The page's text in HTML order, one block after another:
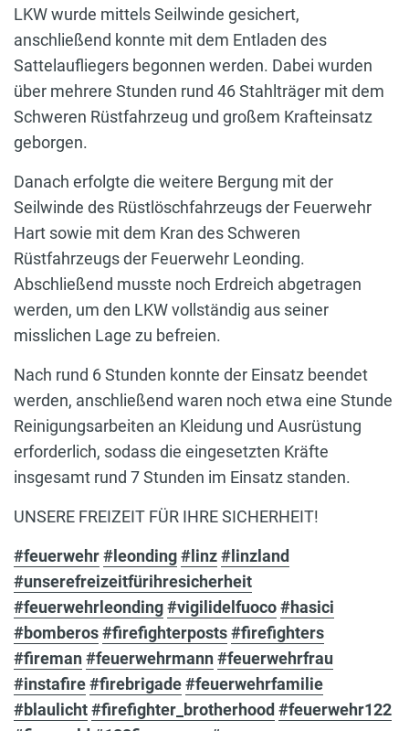
LKW wurde mittels Seilwinde gesichert,
anschließend konnte mit dem Entladen des
Sattelaufliegers begonnen werden. Dabei wurden
über mehrere Stunden rund 46 Stahlträger mit dem
Schweren Rüstfahrzeug und großem Krafteinsatz
geborgen.
Danach erfolgte die weitere Bergung mit der
Seilwinde des Rüstlöschfahrzeugs der Feuerwehr
Hart sowie mit dem Kran des Schweren
Rüstfahrzeugs der Feuerwehr Leonding.
Abschließend musste noch Erdreich abgetragen
werden, um den LKW vollständig aus seiner
misslichen Lage zu befreien.
Nach rund 6 Stunden konnte der Einsatz beendet
werden, anschließend waren noch etwa eine Stunde
Reinigungsarbeiten an Kleidung und Ausrüstung
erforderlich, sodass die eingesetzten Kräfte
insgesamt rund 7 Stunden im Einsatz standen.
UNSERE FREIZEIT FÜR IHRE SICHERHEIT!
#feuerwehr#leonding#linz#linzland
#unserefreizeitfürihresicherheit
#feuerwehrleonding#vigilidelfuoco#hasici
#bomberos#firefighterposts#firefighters
#fireman#feuerwehrmann#feuerwehrfrau
#instafire#firebrigade#feuerwehrfamilie
#blaulicht#firefighter_brotherhood #feuerwehr122